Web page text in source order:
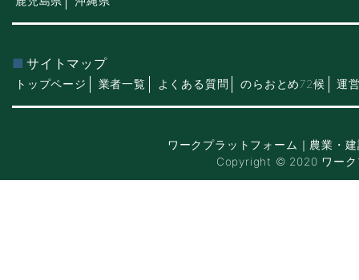
サイトマップ
トップページ 業者一覧 よくある質問 のらおとめ72候 運
ワークプラットフォーム｜農業・
Copyright © 2020 ワーク